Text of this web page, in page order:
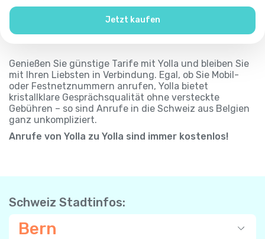
Jetzt kaufen
Genießen Sie günstige Tarife mit Yolla und bleiben Sie
mit Ihren Liebsten in Verbindung. Egal, ob Sie Mobil-
oder Festnetznummern anrufen, Yolla bietet
kristallklare Gesprächsqualität ohne versteckte
Gebühren – so sind Anrufe in die Schweiz aus Belgien
ganz unkompliziert.
Anrufe von Yolla zu Yolla sind immer kostenlos!
Schweiz Stadtinfos:
Bern